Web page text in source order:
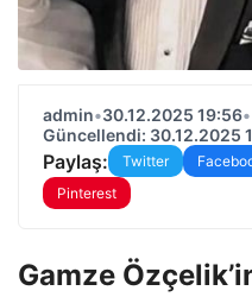
admin•30.12.2025 19:56•
Güncellendi: 30.12.2025
Paylaş: Twitter
Pinterest
Gamze